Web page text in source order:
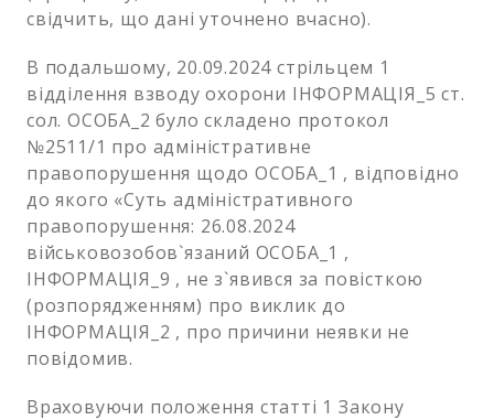
свідчить, що дані уточнено вчасно).
В подальшому, 20.09.2024 стрільцем 1
відділення взводу охорони ІНФОРМАЦІЯ_5 ст.
сол. ОСОБА_2 було складено протокол
№2511/1 про адміністративне
правопорушення щодо ОСОБА_1 , відповідно
до якого «Суть адміністративного
правопорушення: 26.08.2024
військовозобов`язаний ОСОБА_1 ,
ІНФОРМАЦІЯ_9 , не з`явився за повісткою
(розпорядженням) про виклик до
ІНФОРМАЦІЯ_2 , про причини неявки не
повідомив.
Враховуючи положення статті 1 Закону